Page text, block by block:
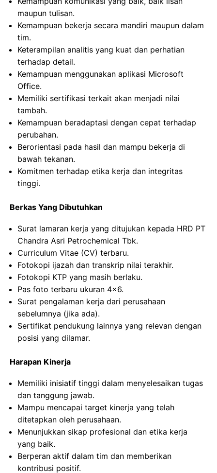
maupun tulisan.
Kemampuan bekerja secara mandiri maupun dalam
tim.
Keterampilan analitis yang kuat dan perhatian
terhadap detail.
Kemampuan menggunakan aplikasi Microsoft
Office.
Memiliki sertifikasi terkait akan menjadi nilai
tambah.
Kemampuan beradaptasi dengan cepat terhadap
perubahan.
Berorientasi pada hasil dan mampu bekerja di
bawah tekanan.
Komitmen terhadap etika kerja dan integritas
tinggi.
Berkas Yang Dibutuhkan
Surat lamaran kerja yang ditujukan kepada HRD PT
Chandra Asri Petrochemical Tbk.
Curriculum Vitae (CV) terbaru.
Fotokopi ijazah dan transkrip nilai terakhir.
Fotokopi KTP yang masih berlaku.
Pas foto terbaru ukuran 4×6.
Surat pengalaman kerja dari perusahaan
sebelumnya (jika ada).
Sertifikat pendukung lainnya yang relevan dengan
posisi yang dilamar.
Harapan Kinerja
Memiliki inisiatif tinggi dalam menyelesaikan tugas
dan tanggung jawab.
Mampu mencapai target kinerja yang telah
ditetapkan oleh perusahaan.
Menunjukkan sikap profesional dan etika kerja
yang baik.
Berperan aktif dalam tim dan memberikan
kontribusi positif.